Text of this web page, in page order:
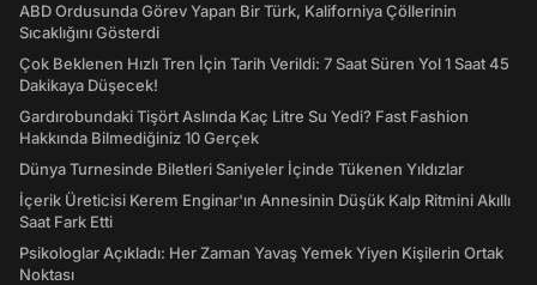
ABD Ordusunda Görev Yapan Bir Türk, Kaliforniya Çöllerinin
Sıcaklığını Gösterdi
Çok Beklenen Hızlı Tren İçin Tarih Verildi: 7 Saat Süren Yol 1 Saat 45
Dakikaya Düşecek!
Gardırobundaki Tişört Aslında Kaç Litre Su Yedi? Fast Fashion
Hakkında Bilmediğiniz 10 Gerçek
Dünya Turnesinde Biletleri Saniyeler İçinde Tükenen Yıldızlar
İçerik Üreticisi Kerem Enginar'ın Annesinin Düşük Kalp Ritmini Akıllı
Saat Fark Etti
Psikologlar Açıkladı: Her Zaman Yavaş Yemek Yiyen Kişilerin Ortak
Noktası